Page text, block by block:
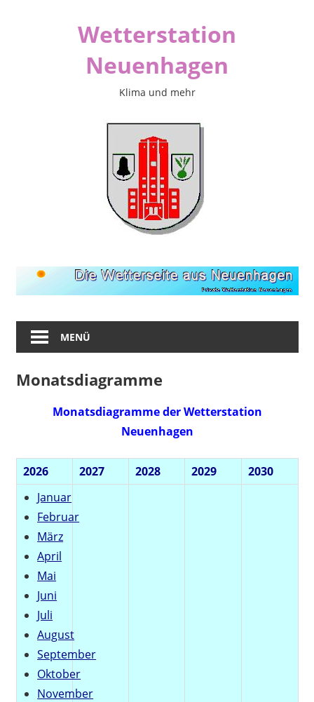
Wetterstation
Neuenhagen
Klima und mehr
MENÜ
Monatsdiagramme
Monatsdiagramme der Wetterstation
Neuenhagen
2026 2027 2028 2029
2030
Januar
Februar
März
April
Mai
Juni
Juli
August
September
Oktober
November